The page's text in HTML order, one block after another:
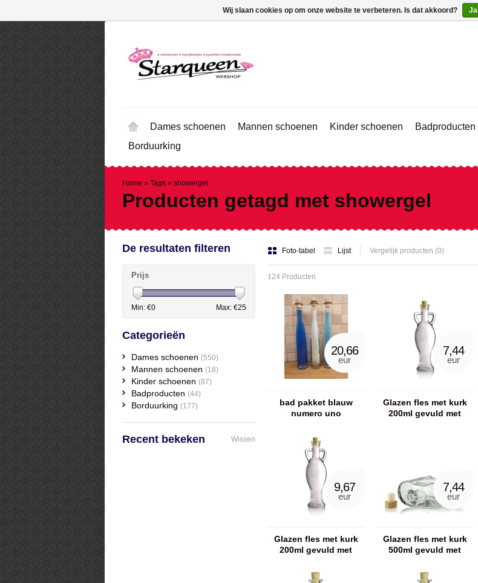
Dames schoenen Mannen schoenen Kinder schoenen
Badproducten
Borduurking
Home » Tags » showergel
Producten getagd met showergel
Foto-tabel Lijst Vergelijk producten (0)
124 Producten
20,66
eur
bad pakket blauw
numero uno
7,44
eur
Glazen fles met kurk
200ml gevuld met
9,67
eur
Glazen fles met kurk
200ml gevuld met
7,44
eur
Glazen fles met kurk
500ml gevuld met
De resultaten filteren
Prijs
Min: €0 Max: €25
Categorieën
Dames schoenen (550)
Mannen schoenen (18)
Kinder schoenen (87)
Badproducten (44)
Borduurking (177)
Recent bekeken Wissen
Wij slaan cookies op om onze website te verbeteren. Is dat akkoord? Ja